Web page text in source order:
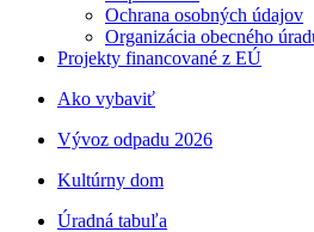
Ochrana osobných údajov
Organizácia obecného
Projekty financované z EÚ
Ako vybaviť
Vývoz odpadu 2026
Kultúrny dom
Úradná tabuľa